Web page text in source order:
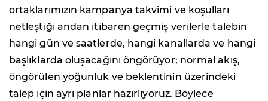
ortaklarımızın kampanya takvimi ve koşulları
netleştiği andan itibaren geçmiş verilerle talebin
hangi gün ve saatlerde, hangi kanallarda ve hangi
başlıklarda oluşacağını öngörüyor; normal akış,
öngörülen yoğunluk ve beklentinin üzerindeki
talep için ayrı planlar hazırlıyoruz. Böylece